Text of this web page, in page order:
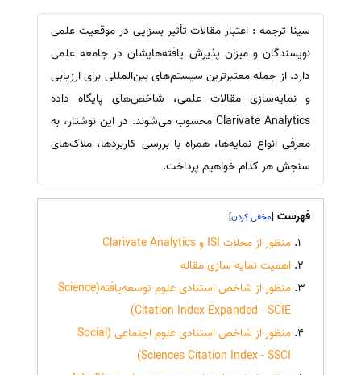
سینا ترجمه : اعتبار مقالات تأثیر بسزایی در موقعیت علمی
نویسندگان و میزان پذیرش یافته‌هایشان در جامعه علمی
دارد. از جمله معتبرترین سیستم‌های بین‌المللی برای ارزیابی
و نمایه‌سازی مقالات علمی، شاخص‌های پایگاه داده
Clarivate Analytics محسوب می‌شوند. در این نوشتار، به
معرفی انواع نمایه‌ها، همراه با بررسی کاربردها، ملاک‌های
سنجش هر کدام خواهیم پرداخت.
فهرست [
]
منظور از مجلات ISI و Clarivate Analytics
اهمیت نمایه سازی مقاله
منظور از شاخص استنادی علوم توسعه‌یافته(Science
Citation Index Expanded - SCIE)
منظور از شاخص استنادی علوم اجتماعی (Social
Sciences Citation Index - SSCI)